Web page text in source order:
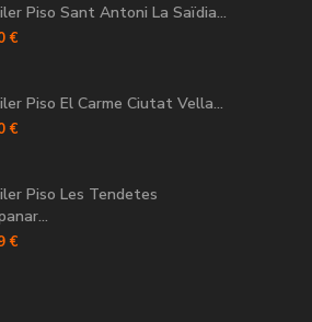
Piso Sant Antoni La Saïdia...
€
Piso El Carme Ciutat Vella...
€
Piso Les Tendetes
€